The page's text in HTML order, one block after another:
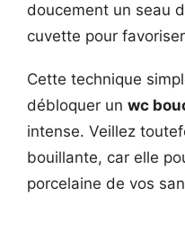
doucement un seau
cuvette pour
Cette technique
débloquer un wc
intense. Veillez
bouillante, car elle
porcelaine de vos